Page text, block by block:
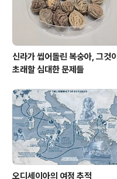
수 있다. 사도도체찰사四道都體
신라가 씹어돌린 복숭아, 그것이
초래할 심대한 문제들
오디세이아의 여정 추적